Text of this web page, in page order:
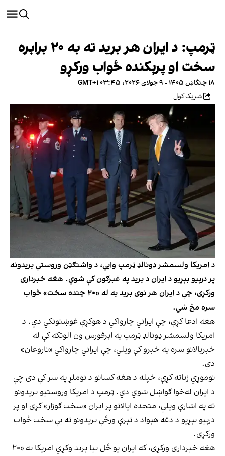
ټرمپ: د ایران هر برید ته به ۲۰ برابره
سخت او پرېکنده ځواب ورکړو
۱۸ چنگاښ ۱۴۰۵ - ۹ جولای ۲۰۲۶، ۰۳:۴۵ GMT+۱
شریک کول
د امریکا ولسمشر ډونالډ ټرمپ وایي، د واشنګټن وروستي بریدونه
پر درېیو بېړیو د ایران د برید په غبرګون کې شوي. هغه خبرداری
ورکړی، چې د ایران هر نوی برید به له «۲۰ چنده سخت» ځواب
سره مخ شي.
هغه ادعا کړې، چې ایراني چارواکي د هوکړې غوښتونکي دي. د
امریکا ولسمشر ډونالډ ټرمپ په اېرفورس ون الوتکه کې له
خبریالانو سره په خبرو کې ویلي، چې ایراني چارواکي «ناروغان»
دي.
نوموړي زیاته کړې، خپله د هغه کسانو د نوملړ په سر کې دی چې
د ایران له‌خوا ګواښل شوي دي. ټرمپ د امریکا وروستیو بریدونو
ته په اشارې ویلي، متحده ایالاتو پر ایران «سخت ګوزار» کړی او پر
درېیو بېړیو د دغه هېواد د تېرې ورځې بریدونو ته یې سخت ځواب
ورکړی.
هغه خبرداری ورکړی، که ایران یو ځل بیا برید وکړي امریکا به «۲۰